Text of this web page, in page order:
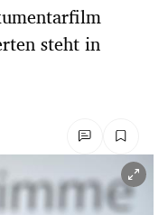
steht in